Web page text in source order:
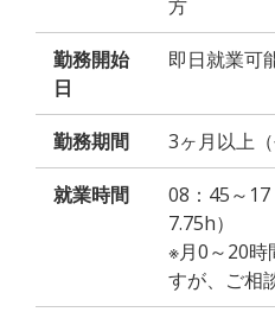
方
勤務開始
日
即日就業可
勤務期間 3ヶ月以上（
就業時間
08：45～
7.75h）
※月0～20時
すが、ご相